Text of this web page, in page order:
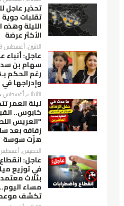
تحذير عاجل
تقلبات
الليلة
الأكثر عرضة
الاثنين, أغسطس 03, 2026
عاجل: أنباء
سهام بن
وإدراجها
الثلاثاء, أغسطس 04, 2026
ليلة العمر
كابوس..
"العريس
زفافه بعد
هزّت سوسة
الخميس, أغسطس 06,
عاجل:
في توزيع
بثلاث
مساء
تكشف موعد